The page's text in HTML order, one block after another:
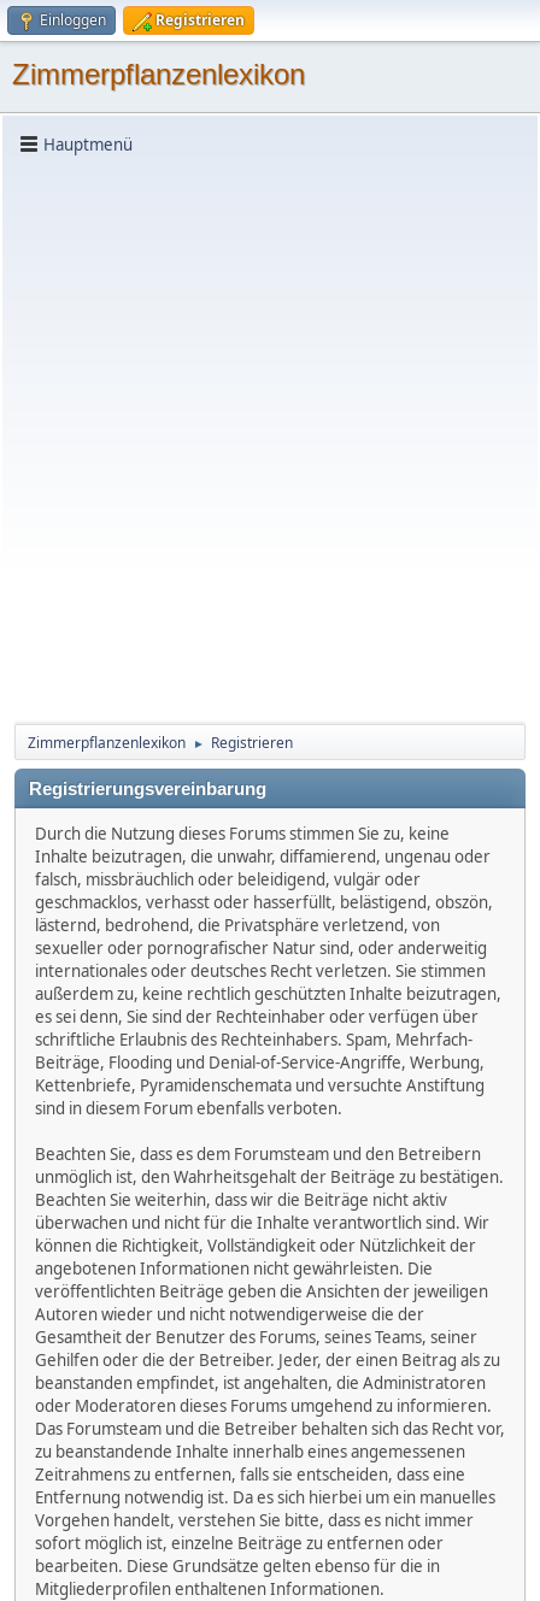
Einloggen Registrieren
Zimmerpflanzenlexikon
Hauptmenü
Zimmerpflanzenlexikon ► Registrieren
Registrierungsvereinbarung
Durch die Nutzung dieses Forums stimmen Sie zu, keine
Inhalte beizutragen, die unwahr, diffamierend, ungenau oder
falsch, missbräuchlich oder beleidigend, vulgär oder
geschmacklos, verhasst oder hasserfüllt, belästigend, obszön,
lästernd, bedrohend, die Privatsphäre verletzend, von
sexueller oder pornografischer Natur sind, oder anderweitig
internationales oder deutsches Recht verletzen. Sie stimmen
außerdem zu, keine rechtlich geschützten Inhalte beizutragen,
es sei denn, Sie sind der Rechteinhaber oder verfügen über
schriftliche Erlaubnis des Rechteinhabers. Spam, Mehrfach-
Beiträge, Flooding und Denial-of-Service-Angriffe, Werbung,
Kettenbriefe, Pyramidenschemata und versuchte Anstiftung
sind in diesem Forum ebenfalls verboten.
Beachten Sie, dass es dem Forumsteam und den Betreibern
unmöglich ist, den Wahrheitsgehalt der Beiträge zu bestätigen.
Beachten Sie weiterhin, dass wir die Beiträge nicht aktiv
überwachen und nicht für die Inhalte verantwortlich sind. Wir
können die Richtigkeit, Vollständigkeit oder Nützlichkeit der
angebotenen Informationen nicht gewährleisten. Die
veröffentlichten Beiträge geben die Ansichten der jeweiligen
Autoren wieder und nicht notwendigerweise die der
Gesamtheit der Benutzer des Forums, seines Teams, seiner
Gehilfen oder die der Betreiber. Jeder, der einen Beitrag als zu
beanstanden empfindet, ist angehalten, die Administratoren
oder Moderatoren dieses Forums umgehend zu informieren.
Das Forumsteam und die Betreiber behalten sich das Recht vor,
zu beanstandende Inhalte innerhalb eines angemessenen
Zeitrahmens zu entfernen, falls sie entscheiden, dass eine
Entfernung notwendig ist. Da es sich hierbei um ein manuelles
Vorgehen handelt, verstehen Sie bitte, dass es nicht immer
sofort möglich ist, einzelne Beiträge zu entfernen oder
bearbeiten. Diese Grundsätze gelten ebenso für die in
Mitgliederprofilen enthaltenen Informationen.